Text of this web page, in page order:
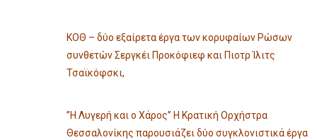
ΚΟΘ – δύο εξαίρετα έργα των κορυφαίων Ρώσων
συνθετών Σεργκέι Προκόφιεφ και Πιοτρ Ίλιτς
Τσαϊκόφσκι,
”Η Λυγερή και ο Χάρος” Η Κρατική Ορχήστρα
Θεσσαλονίκης παρουσιάζει δύο συγκλονιστικά έργα